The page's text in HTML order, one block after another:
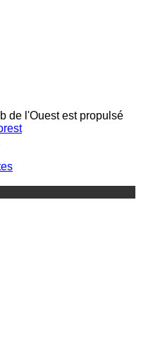
de l'Ouest est propulsé